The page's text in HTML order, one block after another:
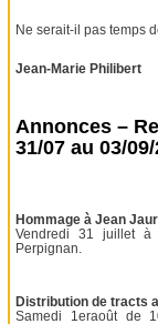
Ne serait-il pas temps
Jean-Marie Philibert
Annonces –
31/07 au 03/
Hommage à Jean
Vendredi 31 juillet à
Perpignan.
Distribution de tracts
Samedi 1eraoût de